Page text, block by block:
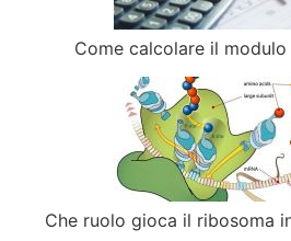
Come calcolare il
Che ruolo gioca il ribosoma